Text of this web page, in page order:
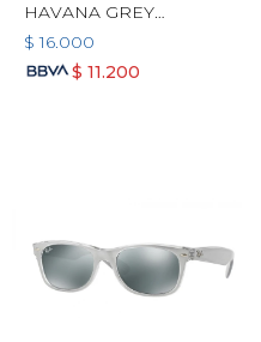
HAVANA GREY
POLARIZADO
$ 16.000
$ 11.200